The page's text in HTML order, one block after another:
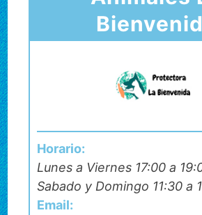
Horario:
Lunes a Viernes 17:00 a
Sabado y Domingo 11:30 a
Email: